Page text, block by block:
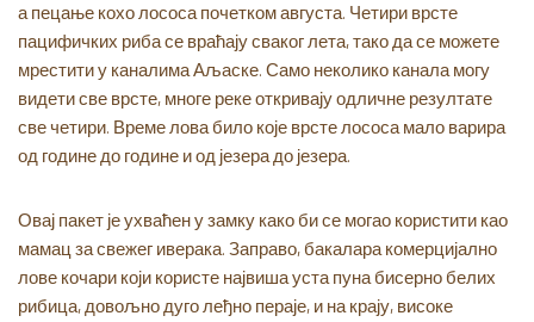
а пецање кохо лососа почетком августа. Четири врсте
пацифичких риба се враћају сваког лета, тако да се можете
мрестити у каналима Аљаске. Само неколико канала могу
видети све врсте, многе реке откривају одличне резултате
све четири. Време лова било које врсте лососа мало варира
од године до године и од језера до језера.
Овај пакет је ухваћен у замку како би се могао користити као
мамац за свежег иверака. Заправо, бакалара комерцијално
лове кочари који користе највиша уста пуна бисерно белих
рибица, довољно дуго леђно пераје, и на крају, високе